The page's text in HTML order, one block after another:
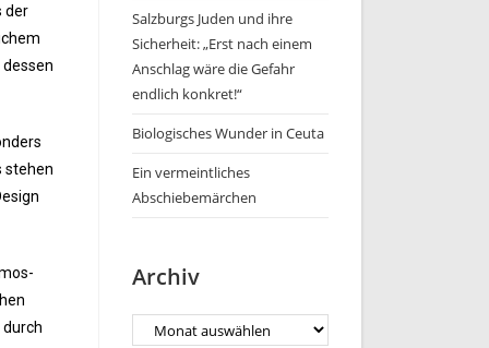
der
stehen
Salzburgs Juden und ihre
Sicherheit: „Erst nach einem
Anschlag wäre die Gefahr
endlich konkret!“
Biologisches Wunder in Ceuta
Ein vermeintliches
Abschiebemärchen
Archiv